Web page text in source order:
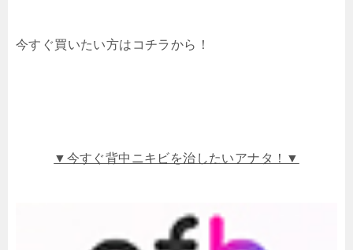
今すぐ買いたい方はコチラから！
▼今すぐ背中ニキビを治したいアナタ！▼